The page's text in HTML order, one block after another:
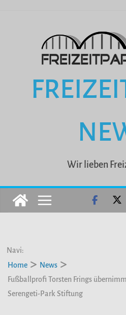
Wir lieben
Navi:
Home
News
Fußballprofi Torsten Frings
Serengeti-Park Stiftung